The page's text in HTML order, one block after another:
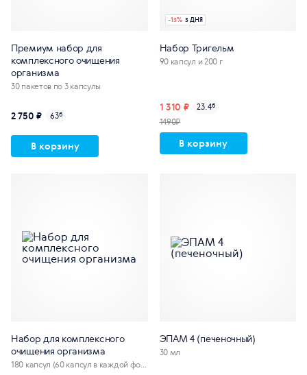
Премиум набор для
комплексного очищения
организма
30 пакетов по 3 капсулы
2 750 ₽ 63б
В корзину
-13% 3 ДНЯ
Набор Тригельм
90 капсул и 200 г
1 310 ₽ 23.4б
1490₽
В корзину
Набор для комплексного
очищения организма
180 капсул (60 капсул в каждой фор
ЭПАМ 4 (печеночный)
30 мл